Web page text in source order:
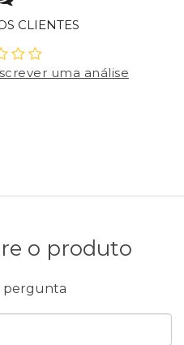
CLIENTES
uma análise
o produto
pergunta